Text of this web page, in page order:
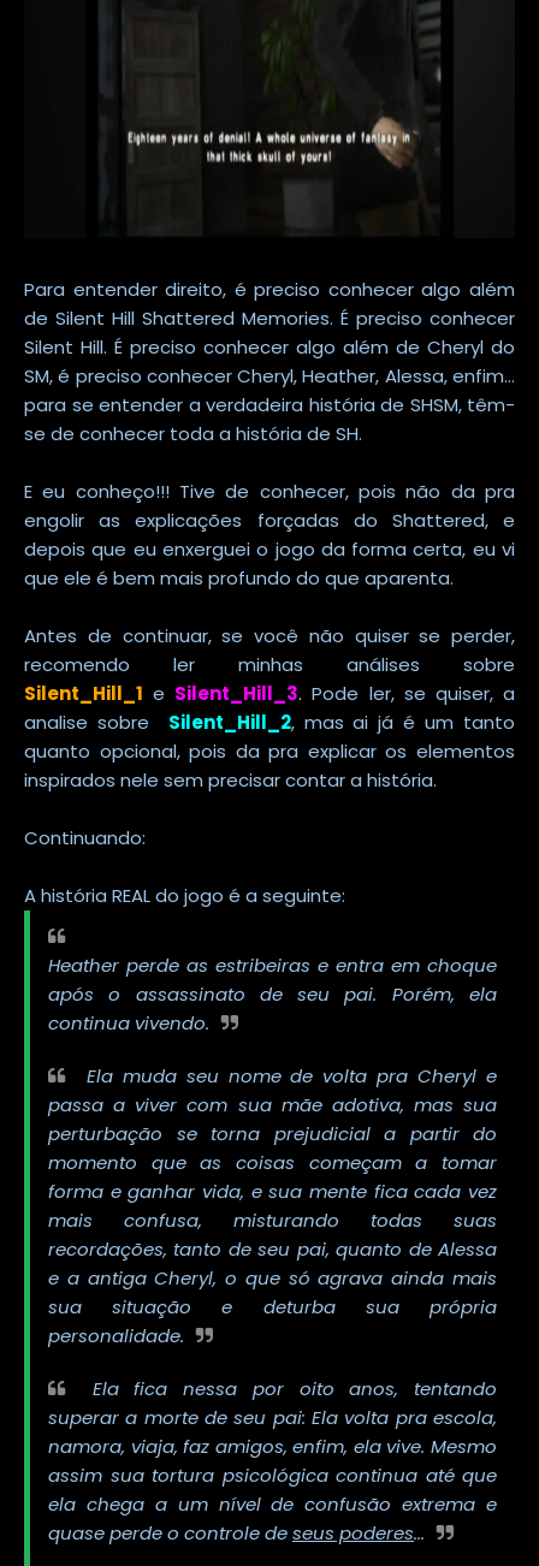
Para entender direito, é preciso conhecer algo além
de Silent Hill Shattered Memories. É preciso conhecer
Silent Hill. É preciso conhecer algo além de Cheryl do
SM, é preciso conhecer Cheryl, Heather, Alessa, enfim...
para se entender a verdadeira história de SHSM, têm-
se de conhecer toda a história de SH.
E eu conheço!!! Tive de conhecer, pois não da pra
engolir as explicações forçadas do Shattered, e
depois que eu enxerguei o jogo da forma certa, eu vi
que ele é bem mais profundo do que aparenta.
Antes de continuar, se você não quiser se perder,
recomendo ler minhas análises sobre
Silent_Hill_1 e Silent_Hill_3.Pode ler, se quiser, a
analise sobre
Silent_Hill_2, mas ai já é um tanto
quanto opcional, pois da pra explicar os elementos
inspirados nele sem precisar contar a história.
Continuando:
A história REAL do jogo é a seguinte:
Heather perde as estribeiras e entra em choque
após o assassinato de seu pai. Porém, ela
continua vivendo.
Ela muda seu nome de volta pra Cheryl e
passa a viver com sua mãe adotiva, mas sua
perturbação se torna prejudicial a partir do
momento que as coisas começam a tomar
forma e ganhar vida, e sua mente fica cada vez
mais confusa, misturando todas suas
recordações, tanto de seu pai, quanto de Alessa
e a antiga Cheryl, o que só agrava ainda mais
sua situação e deturba sua própria
personalidade.
Ela fica nessa por oito anos, tentando
superar a morte de seu pai: Ela volta pra escola,
namora, viaja, faz amigos, enfim, ela vive. Mesmo
assim sua tortura psicológica continua até que
ela chega a um nível de confusão extrema e
quase perde o controle deseus poderes...